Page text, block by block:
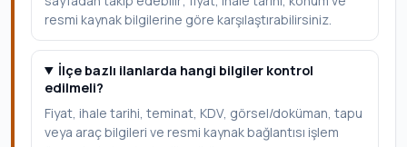
resmi kaynak bilgilerine göre karşılaştırabilirsiniz.
İlçe bazlı ilanlarda hangi bilgiler kontrol
edilmeli?
Fiyat, ihale tarihi, teminat, KDV, görsel/doküman, tapu
veya araç bilgileri ve resmi kaynak bağlantısı işlem